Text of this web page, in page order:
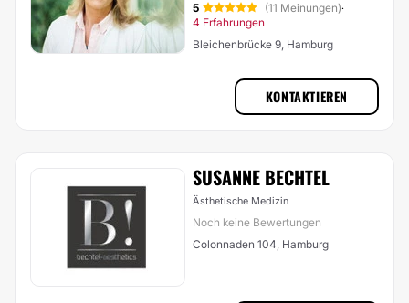
5 (11 Meinungen)·
4 Erfahrungen
Bleichenbrücke 9, Hamburg
KONTAKTIEREN
SUSANNE BECHTEL
Ästhetische Medizin
Noch keine Bewertungen
Colonnaden 104, Hamburg